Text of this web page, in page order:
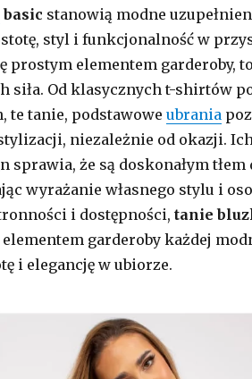
basic stanowią modne
styl i funkcjonalność w
prostym elementem garderoby,
Od klasycznych t-shirtów
te tanie, podstawowe ubrania
niezależnie od okazji.
że są doskonałym
wyrażanie własnego stylu i
i dostępności, tanie
elementem garderoby każdej
i elegancję w ubiorze.